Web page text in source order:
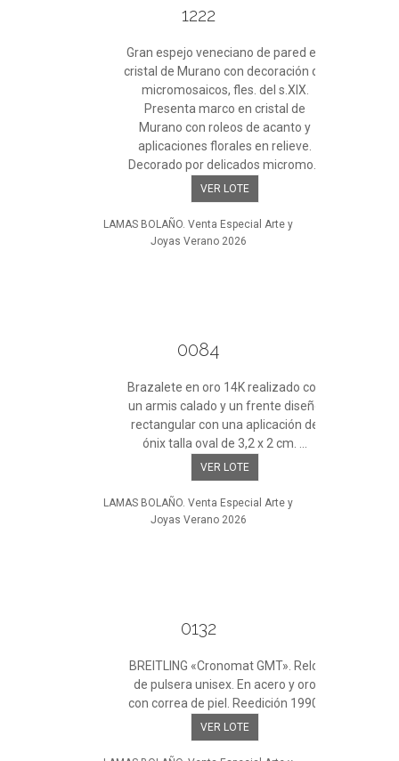
1222
Gran espejo veneciano de pared en
cristal de Murano con decoración de
micromosaicos, fles. del s.XIX.
Presenta marco en cristal de
Murano con roleos de acanto y
aplicaciones florales en relieve.
Decorado por delicados micromo...
VER LOTE
LAMAS BOLAÑO. Venta Especial Arte y
Joyas Verano 2026
0084
Brazalete en oro 14K realizado con
un armis calado y un frente diseño
rectangular con una aplicación de
ónix talla oval de 3,2 x 2 cm. ...
VER LOTE
LAMAS BOLAÑO. Venta Especial Arte y
Joyas Verano 2026
0132
BREITLING «Cronomat GMT». Reloj
de pulsera unisex. En acero y oro
con correa de piel. Reedición 1990.
VER LOTE